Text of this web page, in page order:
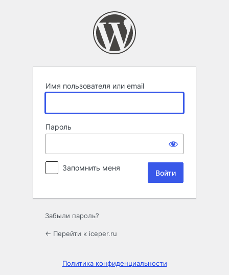
Имя пользователя или email
Пароль
Запомнить меня
Забыли пароль?
← Перейти к iceper.ru
Политика конфиденциальности